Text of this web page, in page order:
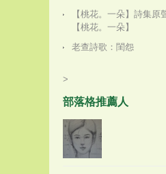
【桃花。一朵】詩集原
【桃花。一朵】
老查詩歌：閨怨
>
部落格推薦人